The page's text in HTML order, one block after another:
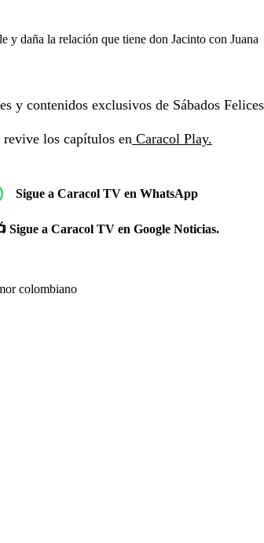
y daña la relación que tiene don Jacinto con Juana
y contenidos exclusivos de Sábados
revive los capítulos en Caracol Play.
Sigue a Caracol TV en WhatsApp
Sigue a Caracol TV en Google Noticias.
colombiano